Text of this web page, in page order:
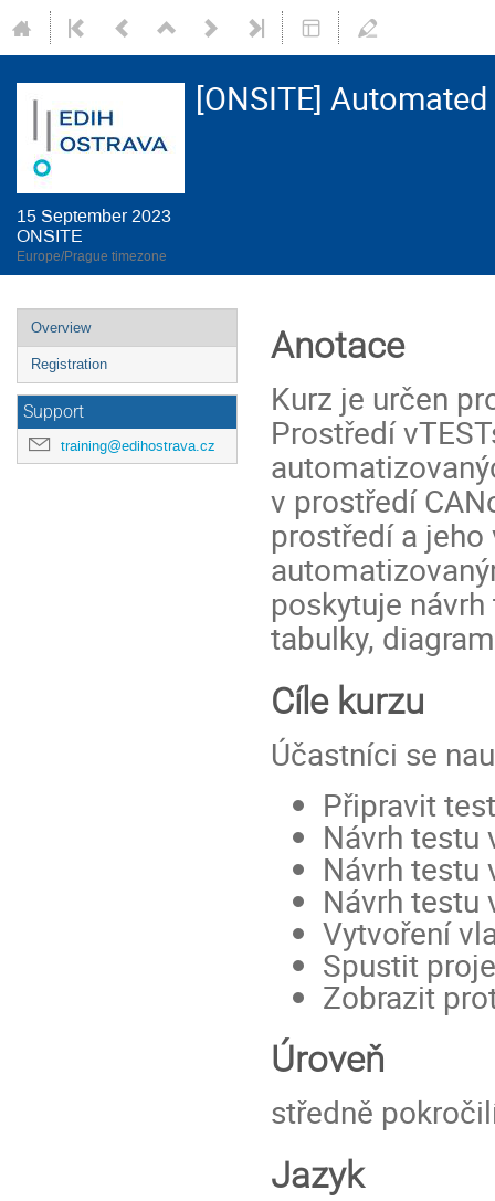
[ONSITE]
15 September 2023
ONSITE
Europe/Prague timezone
Event
menu
Overview
Registration
Support
training@edihostrava.cz
Anotace
Kurz je určen
Prostředí
v prostředí
prostředí a
poskytuje
tabulky,
Cíle kurzu
Účastníci se
Připravit
Návrh testu
Návrh testu
Návrh testu
Vytvoření
Spustit
Zobrazit
Úroveň
středně
Jazyk